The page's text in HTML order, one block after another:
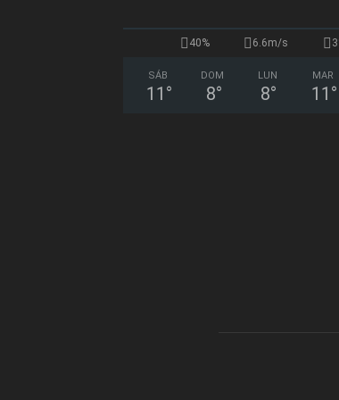
40% 6.6m/s
SÁB
11 °
DOM
8°
LUN
8°
MAR
11 °